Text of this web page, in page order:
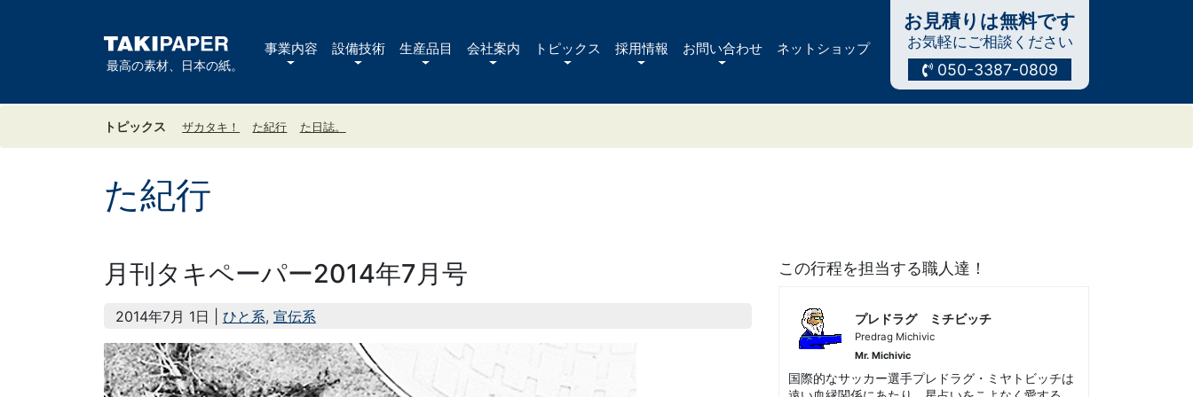
最高の素材、日本の紙。
事業内容 設備技術 生産品目 会社案内 トピックス 採用情報 お問い合わせ ネットショップ
お見積りは無料です
お気軽にご相談ください
050-3387-0809
トピックス ザカタキ！ た紀行 た日誌。
た紀行
月刊タキペーパー2014年7月号
2014年7月 1日 | ひと系, 宣伝系
この行程を担当する職人達！
プレドラグ ミチビッチ
Predrag Michivic
Mr. Michivic
国際的なサッカー選手プレドラグ・ミヤトビッチは